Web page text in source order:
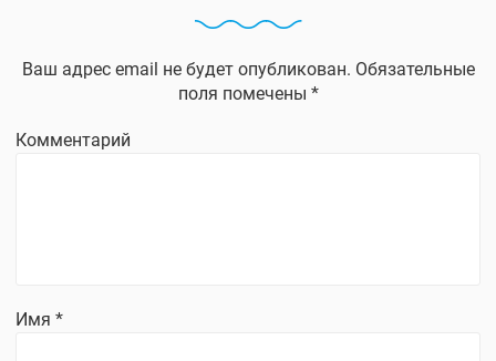
Ваш адрес email не будет опубликован. Обязательные
поля помечены *
Комментарий
Имя *